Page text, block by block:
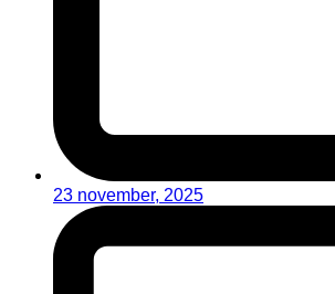
23 november, 2025